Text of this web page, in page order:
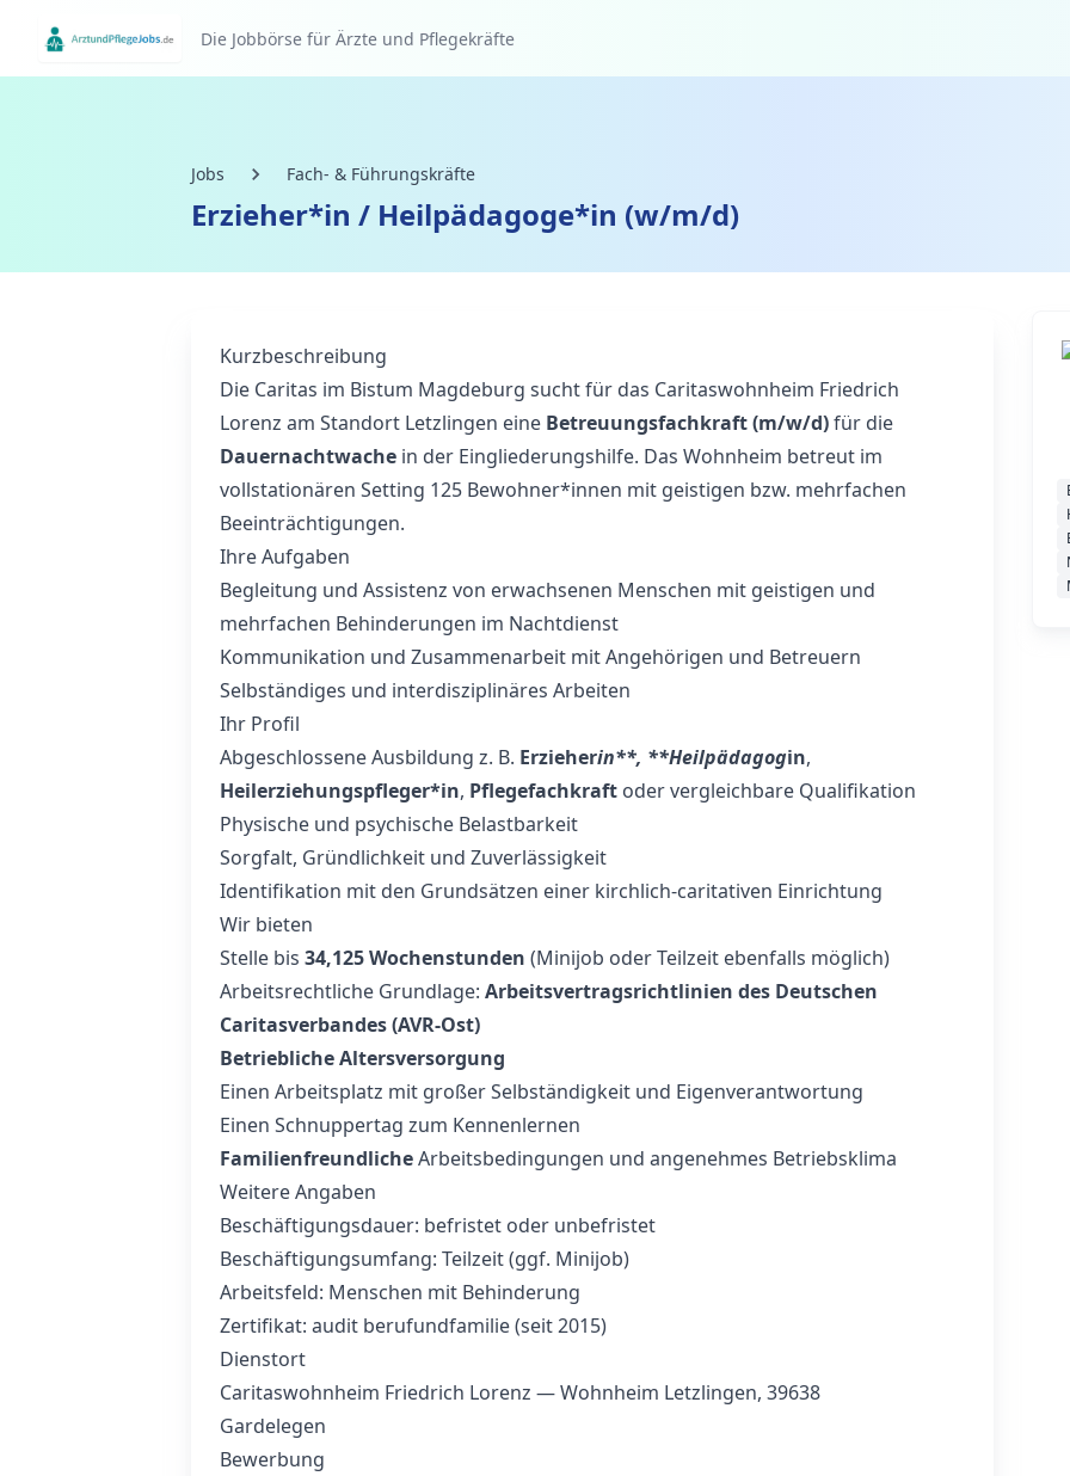
Die Jobbörse für Ärzte und Pflegekräfte
Jobs Fach- & Führungskräfte
Erzieher*in / Heilpädagoge*in (w/m/d)
Kurzbeschreibung
Die Caritas im Bistum Magdeburg sucht für das Caritaswohnheim Friedrich
Lorenz am Standort Letzlingen eine Betreuungsfachkraft (m/w/d)für die
Dauernachtwache in der Eingliederungshilfe. Das Wohnheim betreut im
vollstationären Setting 125 Bewohner*innen mit geistigen bzw. mehrfachen
Beeinträchtigungen.
Ihre Aufgaben
Begleitung und Assistenz von erwachsenen Menschen mit geistigen und
mehrfachen Behinderungen im Nachtdienst
Kommunikation und Zusammenarbeit mit Angehörigen und Betreuern
Selbständiges und interdisziplinäres Arbeiten
Ihr Profil
Abgeschlossene Ausbildung z. B. Erzieherin**, **Heilpädagogin,
Heilerziehungspfleger*in, Pflegefachkraft oder vergleichbare Qualifikation
Physische und psychische Belastbarkeit
Sorgfalt, Gründlichkeit und Zuverlässigkeit
Identifikation mit den Grundsätzen einer kirchlich-caritativen Einrichtung
Wir bieten
Stelle bis 34,125 Wochenstunden (Minijob oder Teilzeit ebenfalls möglich)
Arbeitsrechtliche Grundlage: Arbeitsvertragsrichtlinien des Deutschen
Caritasverbandes (AVR-Ost)
Betriebliche Altersversorgung
Einen Arbeitsplatz mit großer Selbständigkeit und Eigenverantwortung
Einen Schnuppertag zum Kennenlernen
FamilienfreundlicheArbeitsbedingungen und angenehmes Betriebsklima
Weitere Angaben
Beschäftigungsdauer: befristet oder unbefristet
Beschäftigungsumfang: Teilzeit (ggf. Minijob)
Arbeitsfeld: Menschen mit Behinderung
Zertifikat: audit berufundfamilie (seit 2015)
Dienstort
Caritaswohnheim Friedrich Lorenz — Wohnheim Letzlingen, 39638
Gardelegen
Bewerbung